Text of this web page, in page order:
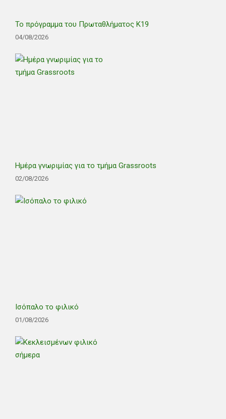
Το πρόγραμμα του Πρωταθλήματος Κ19
04/08/2026
Ημέρα γνωριμίας για το τμήμα Grassroots
02/08/2026
Ισόπαλο το φιλικό
01/08/2026